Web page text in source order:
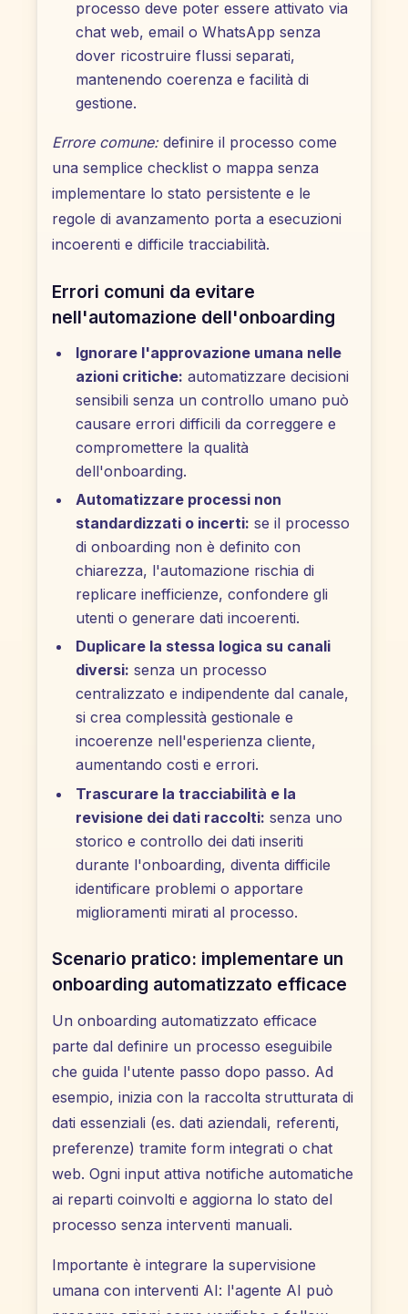
processo deve poter essere attivato via
chat web, email o WhatsApp senza
dover ricostruire flussi separati,
mantenendo coerenza e facilità di
gestione.
Errore comune:definire il processo come
una semplice checklist o mappa senza
implementare lo stato persistente e le
regole di avanzamento porta a esecuzioni
incoerenti e difficile tracciabilità.
Errori comuni da evitare
nell'automazione dell'onboarding
Ignorare l'approvazione umana nelle
azioni critiche: automatizzare decisioni
sensibili senza un controllo umano può
causare errori difficili da correggere e
compromettere la qualità
dell'onboarding.
Automatizzare processi non
standardizzati o incerti: se il processo
di onboarding non è definito con
chiarezza, l'automazione rischia di
replicare inefficienze, confondere gli
utenti o generare dati incoerenti.
Duplicare la stessa logica su canali
diversi: senza un processo
centralizzato e indipendente dal canale,
si crea complessità gestionale e
incoerenze nell'esperienza cliente,
aumentando costi e errori.
Trascurare la tracciabilità e la
revisione dei dati raccolti: senza uno
storico e controllo dei dati inseriti
durante l'onboarding, diventa difficile
identificare problemi o apportare
miglioramenti mirati al processo.
Scenario pratico: implementare un
onboarding automatizzato efficace
Un onboarding automatizzato efficace
parte dal definire un processo eseguibile
che guida l'utente passo dopo passo. Ad
esempio, inizia con la raccolta strutturata di
dati essenziali (es. dati aziendali, referenti,
preferenze) tramite form integrati o chat
web. Ogni input attiva notifiche automatiche
ai reparti coinvolti e aggiorna lo stato del
processo senza interventi manuali.
Importante è integrare la supervisione
umana con interventi AI: l'agente AI può